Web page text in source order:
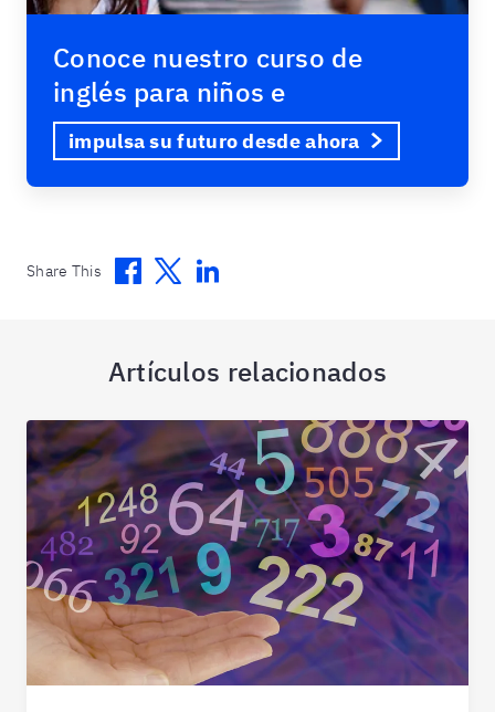
Conoce nuestro curso de
inglés para niños e
impulsa su futuro desde ahora
Share This Facebook
TwitterLinkedin
Artículos relacionados